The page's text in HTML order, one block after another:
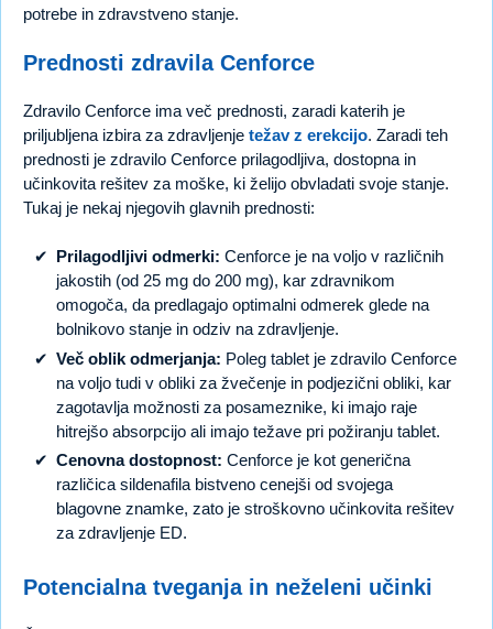
potrebe in zdravstveno stanje.
Prednosti zdravila Cenforce
Zdravilo Cenforce ima več prednosti, zaradi katerih je
priljubljena izbira za zdravljenje težav z erekcijo. Zaradi teh
prednosti je zdravilo Cenforce prilagodljiva, dostopna in
učinkovita rešitev za moške, ki želijo obvladati svoje stanje.
Tukaj je nekaj njegovih glavnih prednosti:
Prilagodljivi odmerki: Cenforce je na voljo v različnih
jakostih (od 25 mg do 200 mg), kar zdravnikom
omogoča, da predlagajo optimalni odmerek glede na
bolnikovo stanje in odziv na zdravljenje.
Več oblik odmerjanja: Poleg tablet je zdravilo Cenforce
na voljo tudi v obliki za žvečenje in podjezični obliki, kar
zagotavlja možnosti za posameznike, ki imajo raje
hitrejšo absorpcijo ali imajo težave pri požiranju tablet.
Cenovna dostopnost: Cenforce je kot generična
različica sildenafila bistveno cenejši od svojega
blagovne znamke, zato je stroškovno učinkovita rešitev
za zdravljenje ED.
Potencialna tveganja in neželeni učinki